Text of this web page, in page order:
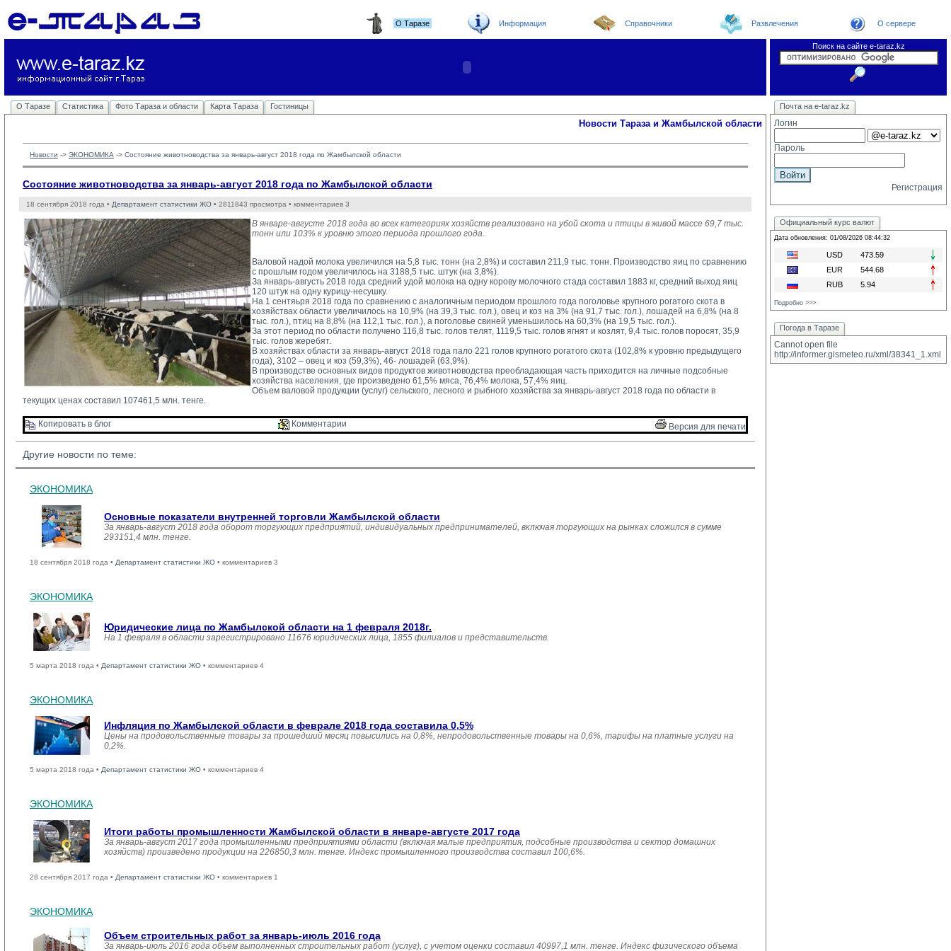
О Таразе Информация Справочники Развлечения О сервере
Поиск на сайте e-taraz.kz
О Таразе Статистика Фото Тараза и области Карта Тараза Гостиницы Новости Погода в Таразе
Телефоный справочник
Видеоконференция
Новости e-taraz
Новости Тараза и Жамбылской области
Новости -> ЭКОНОМИКА -> Состояние животноводства за январь-август 2018 года по Жамбылской области
Состояние животноводства за январь-август 2018 года по Жамбылской области
18 сентября 2018 года • Департамент статистики ЖО • 2811843 просмотра • комментариев 3
В январе-августе 2018 года во всех категориях хозяйств реализовано на убой скота и птицы в живой массе 69,7 тыс.
тонн или 103% к уровню этого периода прошлого года.
Валовой надой молока увеличился на 5,8 тыс. тонн (на 2,8%) и составил 211,9 тыс. тонн. Производство яиц по сравнению
с прошлым годом увеличилось на 3188,5 тыс. штук (на 3,8%).
За январь-августь 2018 года средний удой молока на одну корову молочного стада составил 1883 кг, средний выход яиц
120 штук на одну курицу-несушку.
На 1 сентяьря 2018 года по сравнению с аналогичным периодом прошлого года поголовье крупного рогатого скота в
хозяйствах области увеличилось на 10,9% (на 39,3 тыс. гол.), овец и коз на 3% (на 91,7 тыс. гол.), лошадей на 6,8% (на 8
тыс. гол.), птиц на 8,8% (на 112,1 тыс. гол.), а поголовье свиней уменьшилось на 60,3% (на 19,5 тыс. гол.).
За этот период по области получено 116,8 тыс. голов телят, 1119,5 тыс. голов ягнят и козлят, 9,4 тыс. голов поросят, 35,9
тыс. голов жеребят.
В хозяйствах области за январь-август 2018 года пало 221 голов крупного рогатого скота (102,8% к уровню предыдущего
года), 3102 – овец и коз (59,3%), 46- лошадей (63,9%).
В производстве основных видов продуктов животноводства преобладающая часть приходится на личные подсобные
хозяйства населения, где произведено 61,5% мяса, 76,4% молока, 57,4% яиц.
Объем валовой продукции (услуг) сельского, лесного и рыбного хозяйства за январь-август 2018 года по области в
текущих ценах составил 107461,5 млн. тенге.
Копировать в блог Комментарии Версия для печати
Другие новости по теме:
ЭКОНОМИКА
Основные показатели внутренней торговли Жамбылской области
За январь-август 2018 года оборот торгующих предприятий, индивидуальных предпринимателей, включая торгующих на рынках сложился в сумме
293151,4 млн. тенге.
18 сентября 2018 года • Департамент статистики ЖО • комментариев 3
ЭКОНОМИКА
Юридические лица по Жамбылской области на 1 февраля 2018г.
На 1 февраля в области зарегистрировано 11676 юридических лица, 1855 филиалов и представительств.
5 марта 2018 года • Департамент статистики ЖО • комментариев 4
ЭКОНОМИКА
Инфляция по Жамбылской области в феврале 2018 года составила 0,5%
Цены на продовольственные товары за прошедший месяц повысились на 0,8%, непродовольственные товары на 0,6%, тарифы на платные услуги на
0,2%.
5 марта 2018 года • Департамент статистики ЖО • комментариев 4
ЭКОНОМИКА
Итоги работы промышленности Жамбылской области в январе-августе 2017 года
За январь-август 2017 года промышленными предприятиями области (включая малые предприятия, подсобные производства и сектор домашних
хозяйств) произведено продукции на 226850,3 млн. тенге. Индекс промышленного производства составил 100,6%.
28 сентября 2017 года • Департамент статистики ЖО • комментариев 1
ЭКОНОМИКА
Объем строительных работ за январь-июль 2016 года
За январь-июль 2016 года объем выполненных строительных работ (услуг), с учетом оценки составил 40997,1 млн. тенге. Индекс физического объема
Почта на e-taraz.kz
Логин
Пароль
Регистрация
Официальный курс валют
Дата обновления: 01/08/2026 08:44:32
USD
473.59
EUR
544.68
RUB
5.94
Подробно >>>
Погода в Таразе
Cannot open file
http://informer.gismeteo.ru/xml/38341_1.xml